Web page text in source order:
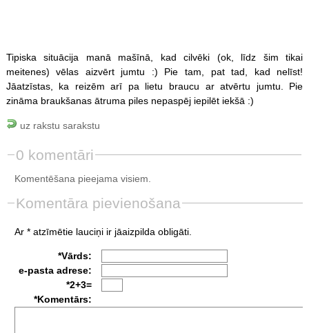
Tipiska situācija manā mašīnā, kad cilvēki (ok, līdz šim tikai
meitenes) vēlas aizvērt jumtu :) Pie tam, pat tad, kad nelīst!
Jāatzīstas, ka reizēm arī pa lietu braucu ar atvērtu jumtu. Pie
zināma braukšanas ātruma piles nepaspēj iepilēt iekšā :)
uz rakstu sarakstu
0 komentāri
Komentēšana pieejama visiem.
Komentāra pievienošana
Ar * atzīmētie lauciņi ir jāaizpilda obligāti.
*Vārds:
e-pasta adrese:
*2+3=
*Komentārs: